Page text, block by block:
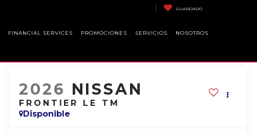
GUARDADO
FINANCIAL SERVICES PROMOCIONES SERVICIOS NOSOTROS
2026 NISSAN
FRONTIER LE TM
Disponible